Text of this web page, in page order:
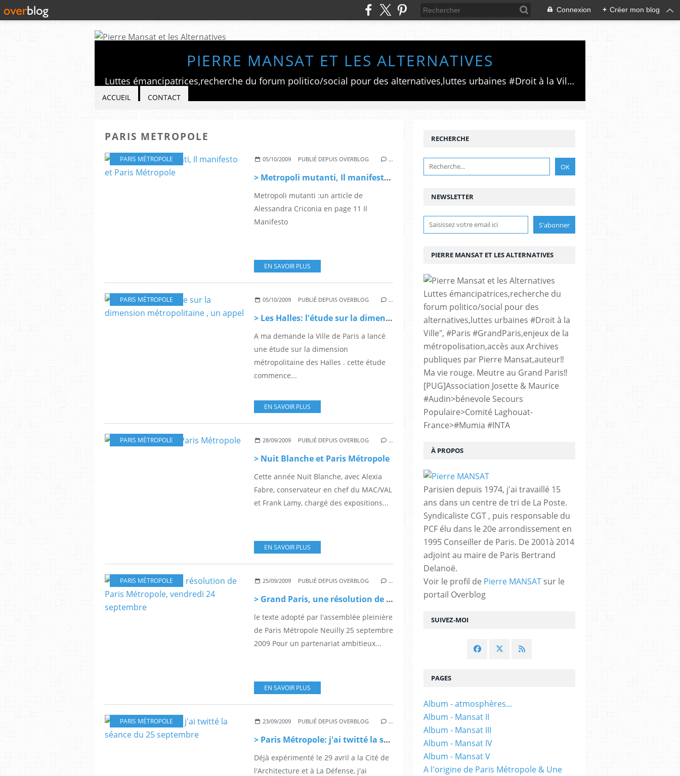
Connexion + Créer mon blog
PIERRE MANSAT ET LES ALTERNATIVES
Luttes émancipatrices,recherche du forum politico/social pour des alternatives,luttes urbaines #Droit à la Ville", #Paris #GrandParis,enjeux de la métropolisation,accès aux Archives publiques par Pierre Mansat,auteur‼️Ma vie rouge. Meutre au Grand Paris‼️[PUG]Association Josette & Maurice #Audin>bénevole Secours Populaire>Comité Laghouat-France>#Mumia #INTA
ACCUEIL CONTACT
PARIS METROPOLE
PARIS MÉTROPOLE 05/10/2009 PUBLIÉ DEPUIS OVERBLOG …
> Metropoli mutanti, Il manifesto et Paris Métropole
Metropoli mutanti :un article de
Alessandra Criconia en page 11 Il
Manifesto
EN SAVOIR PLUS
PARIS MÉTROPOLE 05/10/2009 PUBLIÉ DEPUIS OVERBLOG …
> Les Halles: l'étude sur la dimension métropolitaine , un appel
A ma demande la Ville de Paris a lancé
une étude sur la dimension
métropolitaine des Halles . cette étude
commence...
EN SAVOIR PLUS
PARIS MÉTROPOLE 28/09/2009 PUBLIÉ DEPUIS OVERBLOG …
> Nuit Blanche et Paris Métropole
Cette année Nuit Blanche, avec Alexia
Fabre, conservateur en chef du MAC/VAL
et Frank Lamy, chargé des expositions...
EN SAVOIR PLUS
PARIS MÉTROPOLE 25/09/2009 PUBLIÉ DEPUIS OVERBLOG …
> Grand Paris, une résolution de Paris Métropole, vendredi 24 septembre
le texte adopté par l'assemblée pleinière
de Paris Métropole Neuilly 25 septembre
2009 Pour un partenariat ambitieux...
EN SAVOIR PLUS
PARIS MÉTROPOLE 23/09/2009 PUBLIÉ DEPUIS OVERBLOG …
> Paris Métropole: j'ai twitté la séance du 25 septembre
Déjà expérimenté le 29 avril a la Cité de
l'Architecture et à La Défense, j'ai
NEWSLETTER
SUIVEZ-MOI
RECHERCHE
PIERRE MANSAT ET LES ALTERNATIVES
Luttes émancipatrices,recherche du
forum politico/social pour des
alternatives,luttes urbaines #Droit à la
Ville", #Paris #GrandParis,enjeux de la
métropolisation,accès aux Archives
publiques par Pierre Mansat,auteur‼️
Ma vie rouge. Meutre au Grand Paris‼️
[PUG]Association Josette & Maurice
#Audin>bénevole Secours
Populaire>Comité Laghouat-
France>#Mumia #INTA
À PROPOS
Parisien depuis 1974, j'ai travaillé 15
ans dans un centre de tri de La Poste.
Syndicaliste CGT , puis responsable du
PCF élu dans le 20e arrondissement en
1995 Conseiller de Paris. De 2001à 2014
adjoint au maire de Paris Bertrand
Delanoë.
Voir le profil de Pierre MANSAT sur le
portail Overblog
PAGES
Album - atmosphères...
Album - Mansat II
Album - Mansat III
Album - Mansat IV
Album - Mansat V
A l'origine de Paris Métropole & Une